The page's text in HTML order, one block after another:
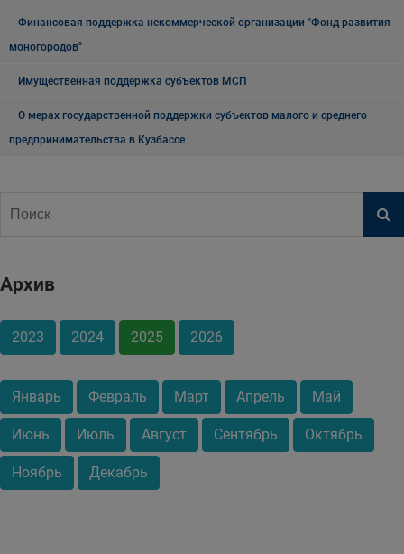
Финансовая поддержка некоммерческой организации "Фонд развития
моногородов"
Имущественная поддержка субъектов МСП
О мерах государственной поддержки субъектов малого и среднего
предпринимательства в Кузбассе
Архив
2023 2024 2025 2026
Январь Февраль Март Апрель Май
Июнь Июль Август Сентябрь Октябрь
Ноябрь Декабрь